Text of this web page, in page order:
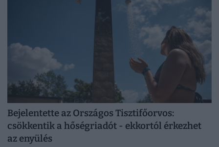
Bejelentette az Országos Tisztifőorvos:
csökkentik a hőségriadót - ekkortól érkezhet
az enyülés